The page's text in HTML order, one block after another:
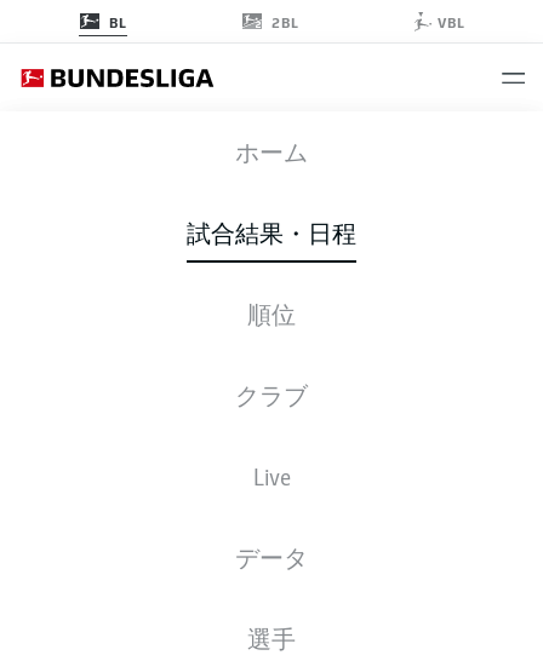
BL 2BL VBL
ホーム
試合結果・日程
順位
クラブ
Live
データ
選手
FCU SCF
スターティングメンバー